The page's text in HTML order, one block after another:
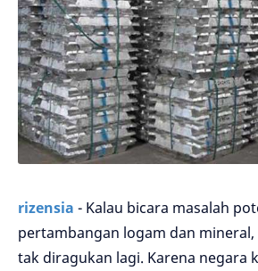
rizensia - Kalau bicara masalah
pertambangan logam dan
tak diragukan lagi. Karena negara